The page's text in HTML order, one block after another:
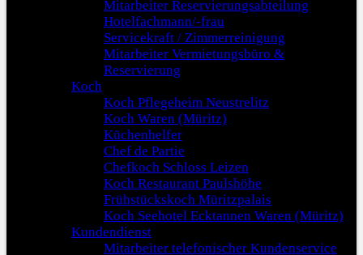
Mitarbeiter Reservierungsabteilung
Hotelfachmann/-frau
Servicekraft / Zimmerreinigung
Mitarbeiter Vermietungsbüro &
Reservierung
Koch
Koch Pflegeheim Neustrelitz
Koch Waren (Müritz)
Küchenhelfer
Chef de Partie
Chefkoch Schloss Leizen
Koch Restaurant Paulshöhe
Frühstückskoch Müritzpalais
Koch Seehotel Ecktannen Waren (Müritz)
Kundendienst
Mitarbeiter telefonischer Kundenservice